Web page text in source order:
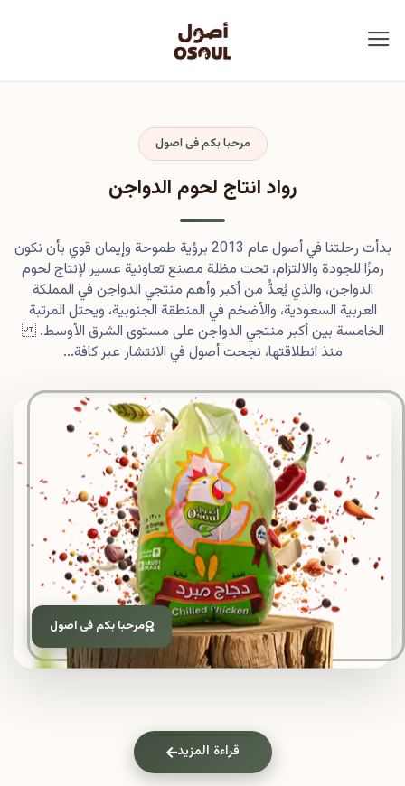
مرحبا بكم فى اصول
مرحبا بكم فى اصول
رواد انتاج لحوم الدواجن
بدأت رحلتنا في أصول عام 2013 برؤية طموحة وإيمان قوي بأن نكون
رمزًا للجودة والالتزام، تحت مظلة مصنع تعاونية عسير لإنتاج لحوم
الدواجن، والذي يُعدُّ من أكبر وأهم منتجي الدواجن في المملكة
العربية السعودية، والأضخم في المنطقة الجنوبية، ويحتل المرتبة
الخامسة بين أكبر منتجي الدواجن على مستوى الشرق الأوسط.
منذ انطلاقتها، نجحت أصول في الانتشار عبر كافة...
قراءة المزيد